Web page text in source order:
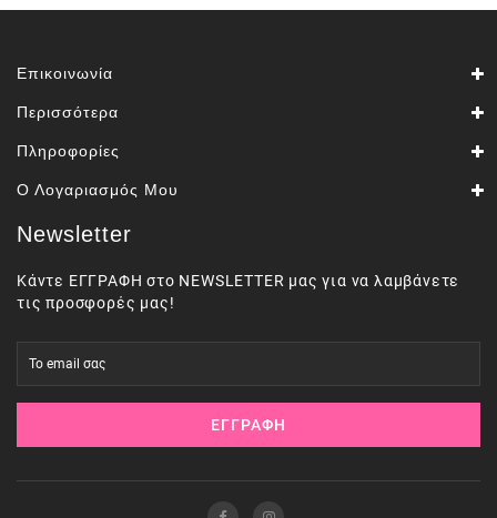
Επικοινωνία
Περισσότερα
Πληροφορίες
Ο Λογαριασμός Μου
Newsletter
Κάντε ΕΓΓΡΑΦΗ στο NEWSLETTER μας για να λαμβάνετε
τις προσφορές μας!
ΕΓΓΡΑΦΉ